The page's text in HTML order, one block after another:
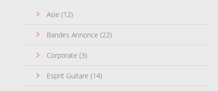
Asie (12)
Bandes Annonce (22)
Corporate (3)
Esprit Guitare (14)